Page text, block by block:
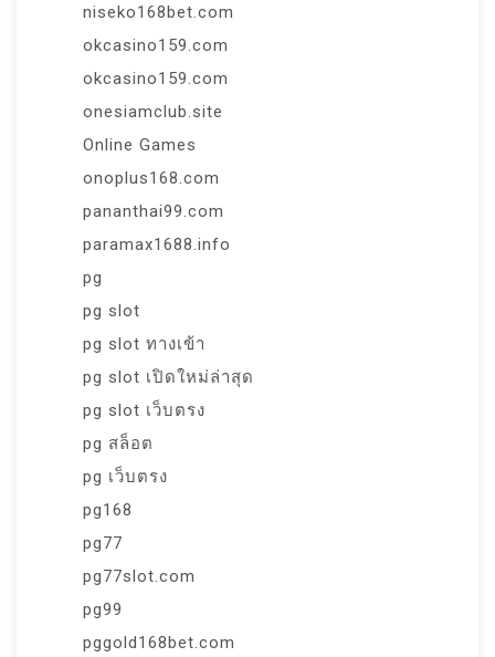
niseko168bet.com
okcasino159.com
okcasino159.com
onesiamclub.site
Online Games
onoplus168.com
pananthai99.com
paramax1688.info
pg
pg slot
pg slot ทางเข้า
pg slot เปิดใหม่ล่าสุด
pg slot เว็บตรง
pg สล็อต
pg เว็บตรง
pg168
pg77
pg77slot.com
pg99
pggold168bet.com